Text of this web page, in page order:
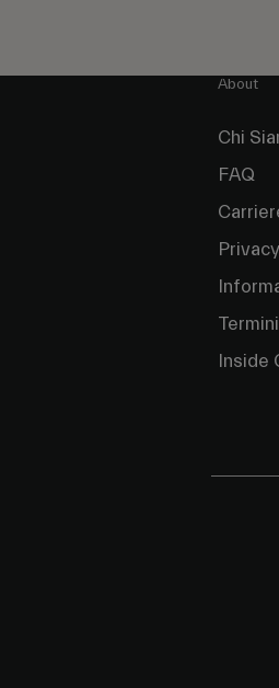
About
Chi
FAQ
Privacy
Inside